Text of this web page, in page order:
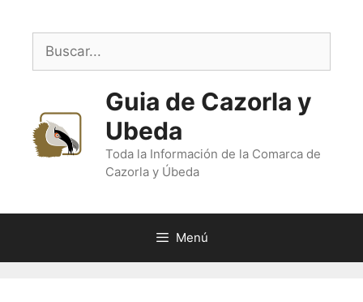
contenido
Buscar:
Guia de Cazorla y
Ubeda
Toda la Información de la Comarca de
Cazorla y Úbeda
Menú